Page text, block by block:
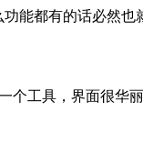
能都有的话必然
个工具，界面很华